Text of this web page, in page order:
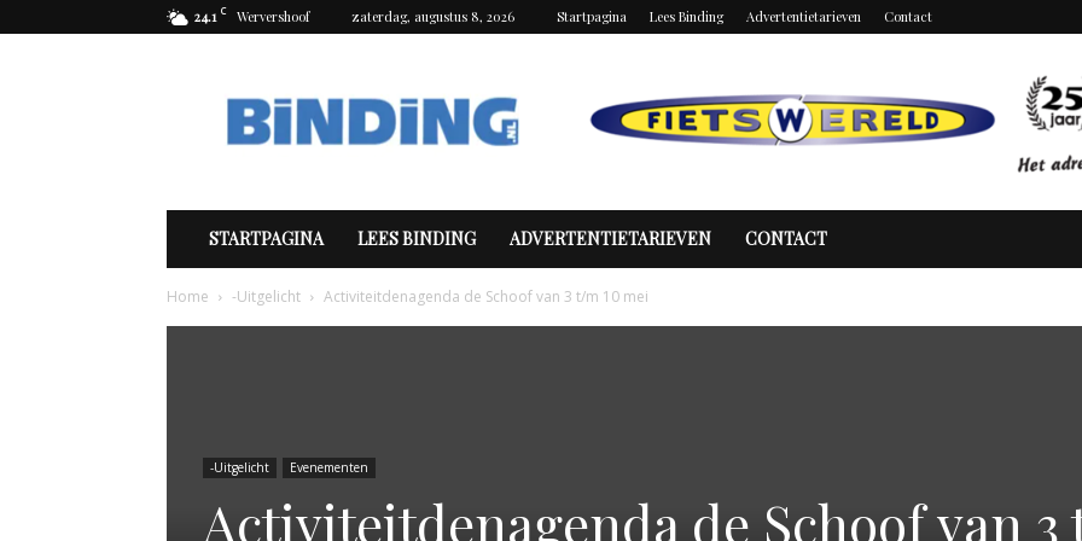
24.1 C Wervershoof zaterdag, augustus 8, 2026 Startpagina Lees Binding Advertentietarieven Contact
STARTPAGINA LEES BINDING ADVERTENTIETARIEVEN CONTACT
Home -Uitgelicht Activiteitdenagenda de Schoof van 3 t/m 10 mei
-Uitgelicht Evenementen
Activiteitdenagenda de Schoof van